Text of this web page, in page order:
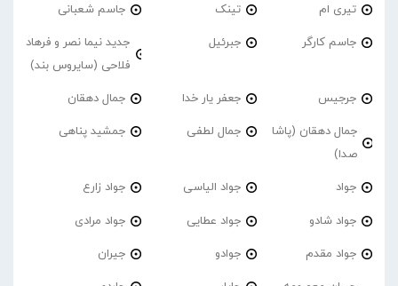
تیری ام تینک جاسم شعبانی
جاسم کارگر جبرئیل
جدید نیما نصر و فرهاد
فلاحی (سایروس بند)
جرجیس جعفر یار خدا جمال دهقان
جمال دهقان (پاشا
صدا)
جمال لطفی جمشید پناهی
جواد جواد الیاسی جواد زارع
جواد شادو جواد عطایی جواد مرادی
جواد مقدم جوادو جیران